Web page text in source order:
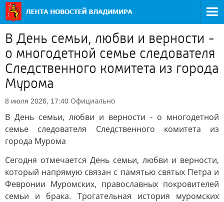
В День семьи, любви и верности -
о многодетной семье следователя
Следственного комитета из города
Мурома
8 июля 2026, 17:40 Официально
В День семьи, любви и верности - о многодетной
семье следователя Следственного комитета из
города Мурома
Сегодня отмечается День семьи, любви и верности,
который напрямую связан с памятью святых Петра и
Февронии Муромских, православных покровителей
семьи и брака. Трогательная история муромских